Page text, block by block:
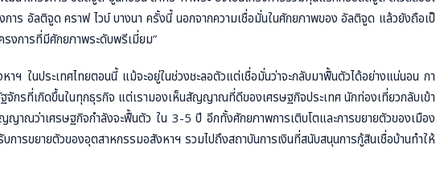
ร อัลติจูด คราฟ ไวบ์ บางนา ครั้งนี้ นอกจากความเชื่อมั่นในศักยภาพของ อัลติจูด แล้วยังถือเป็
งการที่มีศักยภาพระดับพรีเมี่ยม”
ฯ ในประเทศไทยตอนนี้ แม้จะอยู่ในช่วงชะลอตัวแต่เชื่อมั่นว่าจะกลับมาฟื้นตัวได้อย่างแน่นอน กา
จักรที่เกิดขึ้นในทุกธุรกิจ แต่เรามองเห็นสัญญาณที่ดีของเศรษฐกิจประเทศ นักท่องเที่ยวกลับเข้า
ญาณว่าเศรษฐกิจกำลังจะฟื้นตัว ใน 3-5 ปี อีกทั้งศักยภาพการเติบโตและการขยายตัวของเมือง
การขยายตัวของอุตสาหกรรมอสังหาฯ รวมไปถึงสถาบันการเงินที่สนับสนุนการกู้สินเชื่อบ้านทำให้